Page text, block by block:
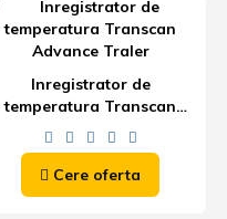
Inregistrator de
temperatura Transcan
Advance Traler
Cere oferta